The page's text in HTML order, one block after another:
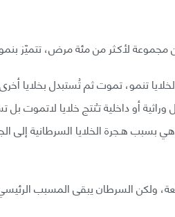
لأكـثر من مئة مرض، تتميّز
تنمو، تموت ثم تُستبدل بخلايا
وراثية أو داخلية تـُنتج خلايا لاتموت
بسبب هـجرة الخلايا السرطانية
ولكن السرطان يبقى المسبب